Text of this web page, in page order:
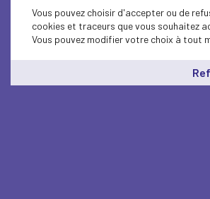
Vous pouvez choisir d'accepter ou de
cookies et traceurs que vous souhaitez
Vous pouvez modifier votre choix à tout